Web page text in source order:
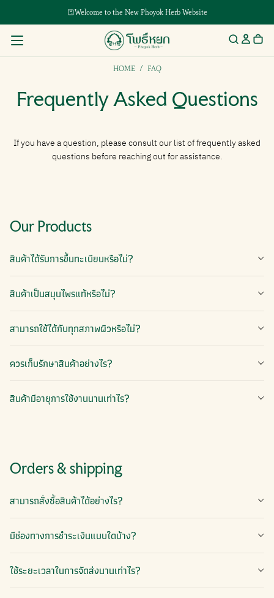
Welcome to the New Phoyok Herb Website
HOME / FAQ
Frequently Asked Questions
If you have a question, please consult our list of frequently asked
questions before reaching out for assistance.
Our Products
สินค้าได้รับการขึ้นทะเบียนหรือไม่?
สินค้าเป็นสมุนไพรแท้หรือไม่?
สามารถใช้ได้กับทุกสภาพผิวหรือไม่?
ควรเก็บรักษาสินค้าอย่างไร?
สินค้ามีอายุการใช้งานนานเท่าไร?
Orders & shipping
สามารถสั่งซื้อสินค้าได้อย่างไร?
มีช่องทางการชำระเงินแบบใดบ้าง?
ใช้ระยะเวลาในการจัดส่งนานเท่าไร?